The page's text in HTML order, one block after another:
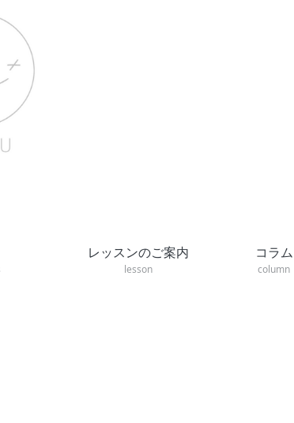
レッスンのご案内
lesson
コラム
column